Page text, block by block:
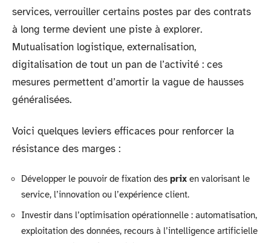
services, verrouiller certains postes par des contrats
à long terme devient une piste à explorer.
Mutualisation logistique, externalisation,
digitalisation de tout un pan de l’activité : ces
mesures permettent d’amortir la vague de hausses
généralisées.
Voici quelques leviers efficaces pour renforcer la
résistance des marges :
Développer le pouvoir de fixation des prix en valorisant le
service, l’innovation ou l’expérience client.
Investir dans l’optimisation opérationnelle : automatisation,
exploitation des données, recours à l’intelligence artificielle